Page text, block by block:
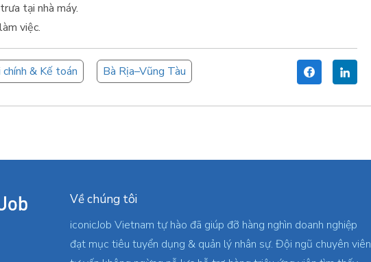
tại nhà máy.
việc.
chính & Kế toán Bà Rịa–Vũng Tàu
Về chúng tôi
iconicJob Vietnam tự hào đã giúp đỡ hàng nghìn doanh nghiệp
đạt mục tiêu tuyển dụng & quản lý nhân sự. Đội ngũ chuyên viên